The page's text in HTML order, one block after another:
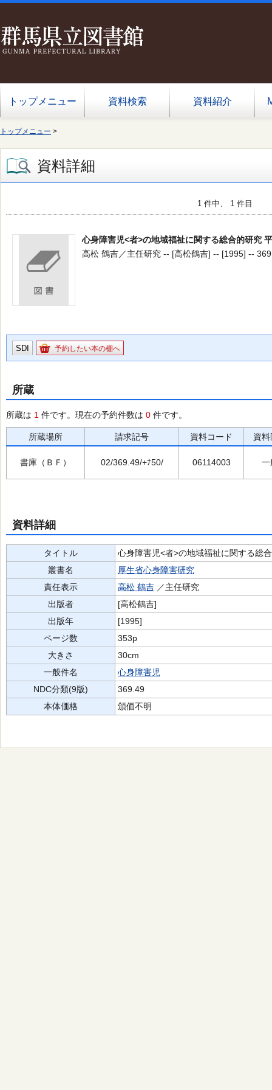
トップメニュー 資料検索 資料紹介
トップメニュー >
資料詳細
1 件中、 1 件目
心身障害児<者>の地域福祉に関する総合的研究
高松 鶴吉／主任研究 -- [高松鶴吉] -- [1995] --
SDI 予約したい本の棚へ
所蔵
所蔵は 1 件です。現在の予約件数は 0 件です。
所蔵場所 請求記号 資料コード 資
書庫（ＢＦ） 02/369.49/+ﾅ50/ 06114003 一
資料詳細
タイトル
心身障害児<者>の地域福祉に関する総
叢書名
厚生省心身障害研究
責任表示
高松 鶴吉 ／主任研究
出版者
[高松鶴吉]
出版年
[1995]
ページ数
353p
大きさ
30cm
一般件名
心身障害児
NDC分類(9版)
369.49
本体価格
頒価不明